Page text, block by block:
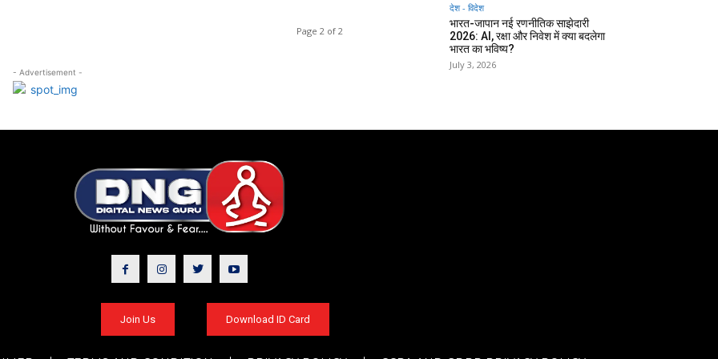
Page 2 of 2
- Advertisement -
देश - विदेश
भारत-जापान नई रणनीतिक साझेदारी
2026: AI, रक्षा और निवेश में क्या बदलेगा
भारत का भविष्य?
July 3, 2026
Join Us Download ID Card